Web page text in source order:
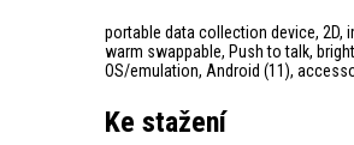
portable data collection device, 2D,
warm swappable, Push to talk,
OS/emulation, Android (11),
Ke stažení